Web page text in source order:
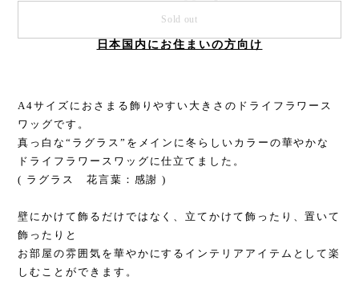
Sold out
日本国内にお住まいの方向け
A4サイズにおさまる飾りやすい大きさのドライフラワース
ワッグです。
真っ白な“ラグラス”をメインに冬らしいカラーの華やかな
ドライフラワースワッグに仕立てました。
( ラグラス 花言葉：感謝 )
壁にかけて飾るだけではなく、立てかけて飾ったり、置いて
飾ったりと
お部屋の雰囲気を華やかにするインテリアアイテムとして楽
しむことができます。